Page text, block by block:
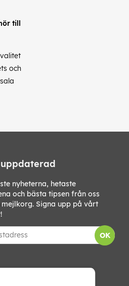
till
och
nyheterna, hetaste
och bästa tipsen från oss
Signa upp på vårt
OK